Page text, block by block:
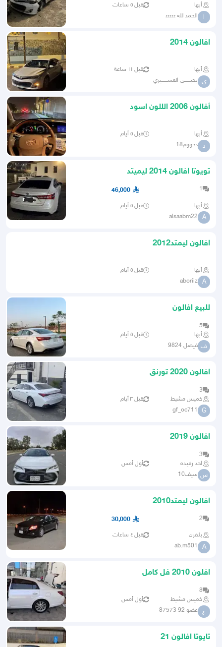
أبها
قبل ٥ ساعات
ا الحمد لله ءءءءء
افالون 2014
أبها قبل ١١ ساعة
ي يحيــــــى العســــــيري
أفالون 2006 الللون اسود
أبها قبل ٥ أيام
د دحووم18
تويوتا افالون 2014 ليميتد
1
46,000
أبها قبل ٥ أيام
A
alsaabm22
افالون ليمتد2012
أبها قبل ٥ أيام
A
aboriiz
للبيع افالون
5
أبها
قبل ٥ أيام
ف فيصل 9824
افالون 2020 تورنق
3
خميس مشيط
قبل ٣ أيام
G
gf_oc711
افالون 2019
3
احد رفيده
أول أمس
س سيف10
افالون ليمتد2010
2
30,000
بلقرن قبل ٤ ساعات
A
ab.m501
افلون 2010 فل كامل
8
خميس مشيط
أول أمس
ع عضو 92 87573
تايوتا افالون 21